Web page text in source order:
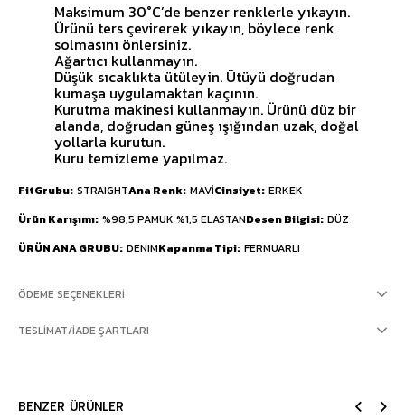
Maksimum 30°C’de benzer renklerle yıkayın.
Ürünü ters çevirerek yıkayın, böylece renk
solmasını önlersiniz.
Ağartıcı kullanmayın.
Düşük sıcaklıkta ütüleyin. Ütüyü doğrudan
kumaşa uygulamaktan kaçının.
Kurutma makinesi kullanmayın. Ürünü düz bir
alanda, doğrudan güneş ışığından uzak, doğal
yollarla kurutun.
Kuru temizleme yapılmaz.
FitGrubu STRAIGHTAna Renk MAVİCinsiyet ERKEK
Ürün Karışımı %98,5 PAMUK %1,5 ELASTANDesen Bilgisi DÜZ
ÜRÜN ANA GRUBU DENIMKapanma Tipi FERMUARLI
ÖDEME SEÇENEKLERI
TESLIMAT/İADE ŞARTLARI
BENZER ÜRÜNLER